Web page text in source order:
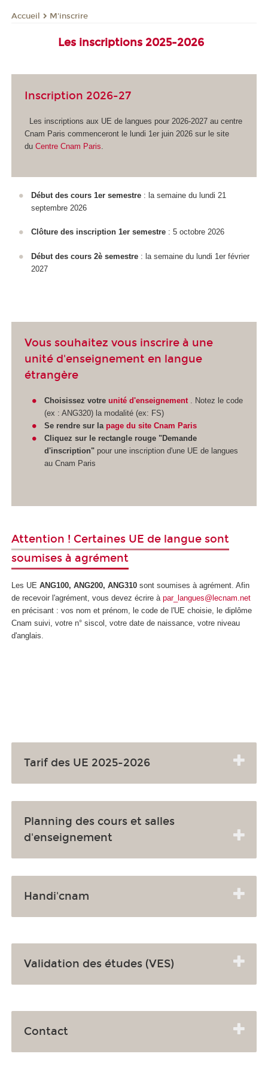
Accueil M'inscrire
Les inscriptions 2025-2026
Inscription 2026-27
Les inscriptions aux UE de langues pour 2026-2027 au centre
Cnam Paris commenceront le lundi 1er juin 2026 sur le site
duCentre Cnam Paris
Début des cours 1er semestre: la semaine du lundi 21
septembre 2026
Clôture des inscription 1er semestre: 5 octobre 2026
Début des cours 2è semestre: la semaine du lundi 1er février
2027
Vous souhaitez vous inscrire à une
unité d'enseignement en langue
étrangère
Choisissez votre unité d'enseignement
. Notez le code
(ex : ANG320) la modalité (ex: FS)
Se rendre sur la page du site Cnam Paris
Cliquez sur le rectangle rouge "Demande
d'inscription" pour une inscription d'une UE de langues
au Cnam Paris
Attention ! Certaines UE de langue sont
soumises à agrément
Les UE ANG100, ANG200, ANG310 sont soumises à agrément. Afin
de recevoir l'agrément, vous devez écrire à par_langues@lecnam.net
en précisant : vos nom et prénom, le code de l'UE choisie, le diplôme
Cnam suivi, votre n° siscol, votre date de naissance, votre niveau
d'anglais.
Tarif des UE 2025-2026
Planning des cours et salles
d'enseignement
Handi'cnam
Validation des études (VES)
Contact